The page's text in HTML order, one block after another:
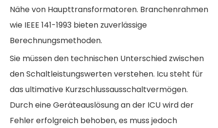
Nähe von Haupttransformatoren. Branchenrahmen
wie IEEE 141-1993 bieten zuverlässige
Berechnungsmethoden.
Sie müssen den technischen Unterschied zwischen
den Schaltleistungswerten verstehen. Icu steht für
das ultimative Kurzschlussausschaltvermögen.
Durch eine Geräteauslösung an der ICU wird der
Fehler erfolgreich behoben, es muss jedoch